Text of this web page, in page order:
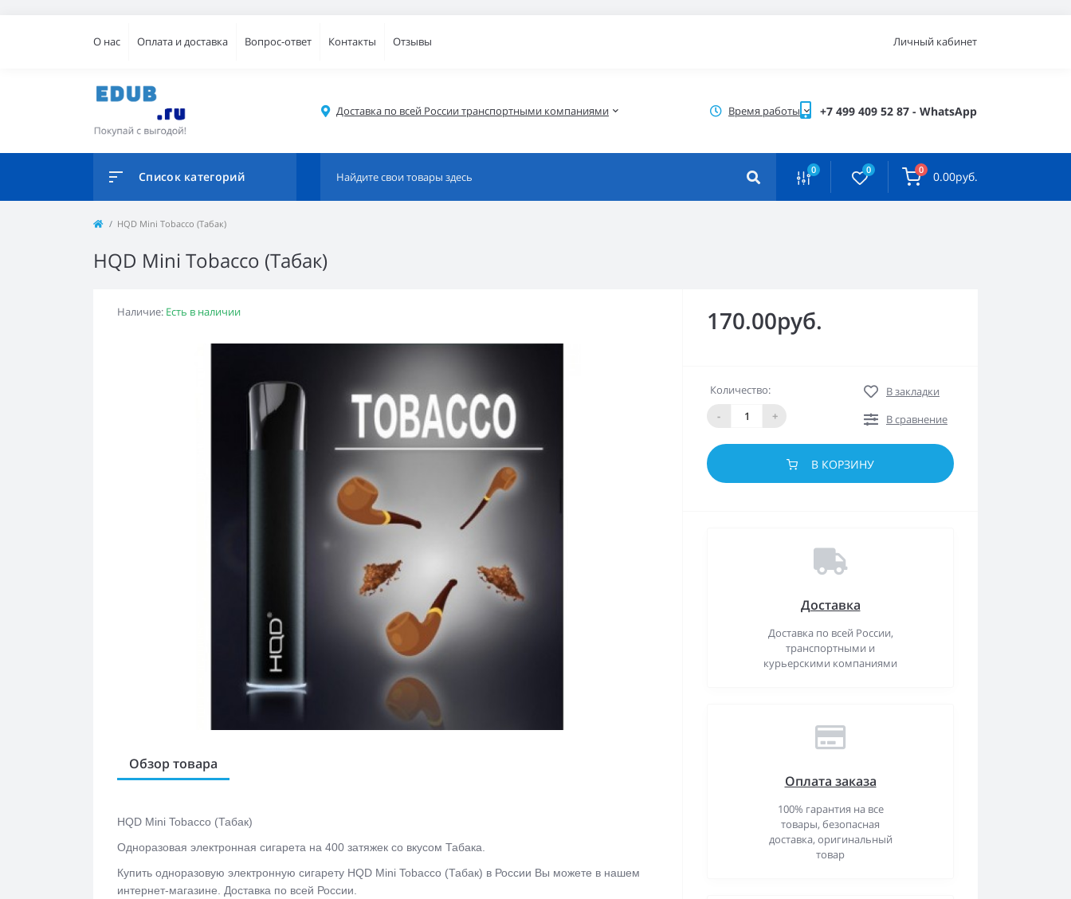
О нас Оплата и доставка Вопрос-ответ Контакты Отзывы Личный кабинет
Доставка по всей России транспортными компаниями Время работы +7 499 409 52 87 - WhatsApp
Список категорий 0 0 0 0.00руб.
HQD Mini Tobacco (Табак)
HQD Mini Tobacco (Табак)
Наличие: Есть в наличии
Обзор товара
HQD Mini Tobacco (Табак)
Одноразовая электронная сигарета на 400 затяжек со вкусом Табака.
Купить одноразовую электронную сигарету HQD Mini Tobacco (Табак) в России Вы можете в нашем
интернет-магазине. Доставка по всей России.
170.00руб.
Количество:
-
+
В закладки
В сравнение
В КОРЗИНУ
Доставка
Доставка по всей России,
транспортными и
курьерскими компаниями
Оплата заказа
100% гарантия на все
товары, безопасная
доставка, оригинальный
товар